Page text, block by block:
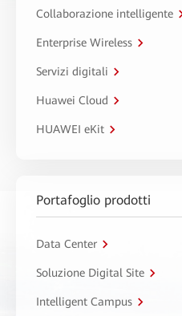
Collaborazione intelligente
Enterprise Wireless
Servizi digitali
Huawei Cloud
HUAWEI eKit
Portafoglio prodotti
Data Center
Soluzione Digital Site
Intelligent Campus